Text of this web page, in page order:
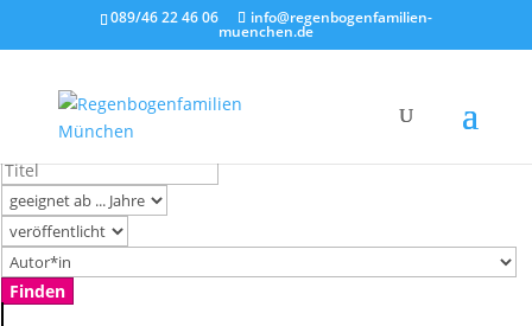
089/46 22 46 06 info@regenbogenfamilien-
muenchen.de